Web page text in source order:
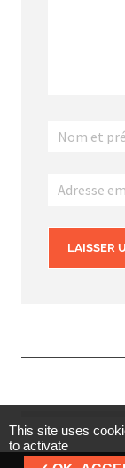
This site uses
to activate